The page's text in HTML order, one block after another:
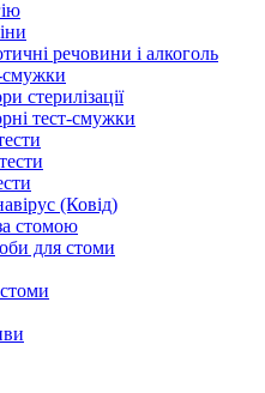
речовини і алкоголь
смужки
стерилізації
тест-смужки
(Ковід)
стомою
для стоми